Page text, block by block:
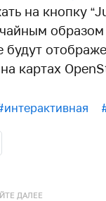
на кнопку
образом
будут
картах
ДАЛЕЕ